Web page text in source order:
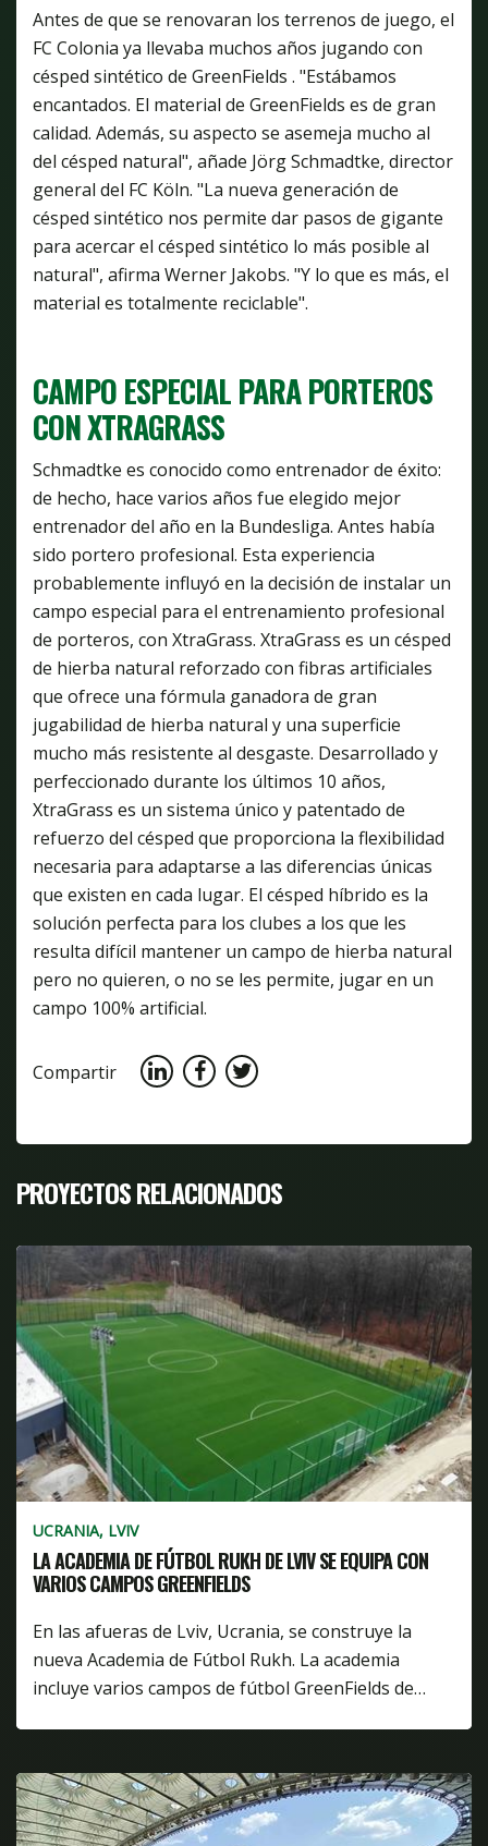
Antes de que se renovaran los terrenos de juego, el
FC Colonia ya llevaba muchos años jugando con
césped sintético de GreenFields . "Estábamos
encantados. El material de GreenFields es de gran
calidad. Además, su aspecto se asemeja mucho al
del césped natural", añade Jörg Schmadtke, director
general del FC Köln. "La nueva generación de
césped sintético nos permite dar pasos de gigante
para acercar el césped sintético lo más posible al
natural", afirma Werner Jakobs. "Y lo que es más, el
material es totalmente reciclable".
CAMPO ESPECIAL PARA PORTEROS
CON XTRAGRASS
Schmadtke es conocido como entrenador de éxito:
de hecho, hace varios años fue elegido mejor
entrenador del año en la Bundesliga. Antes había
sido portero profesional. Esta experiencia
probablemente influyó en la decisión de instalar un
campo especial para el entrenamiento profesional
de porteros, con XtraGrass. XtraGrass es un césped
de hierba natural reforzado con fibras artificiales
que ofrece una fórmula ganadora de gran
jugabilidad de hierba natural y una superficie
mucho más resistente al desgaste. Desarrollado y
perfeccionado durante los últimos 10 años,
XtraGrass es un sistema único y patentado de
refuerzo del césped que proporciona la flexibilidad
necesaria para adaptarse a las diferencias únicas
que existen en cada lugar. El césped híbrido es la
solución perfecta para los clubes a los que les
resulta difícil mantener un campo de hierba natural
pero no quieren, o no se les permite, jugar en un
campo 100% artificial.
Compartir
PROYECTOS RELACIONADOS
UCRANIA, LVIV
LA ACADEMIA DE FÚTBOL RUKH DE LVIV SE EQUIPA CON
VARIOS CAMPOS GREENFIELDS
En las afueras de Lviv, Ucrania, se construye la
nueva Academia de Fútbol Rukh. La academia
incluye varios campos de fútbol GreenFields de…